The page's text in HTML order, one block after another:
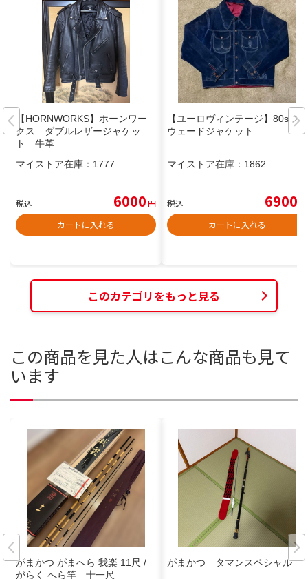
【HORNWORKS】ホーンワー
クス ダブルレザージャケッ
ト 牛革
マイストア在庫： 1777
税込 6000円
カートに入れる
【ユーロヴィンテージ】80s ス
ウェードジャケット
マイストア在庫： 1862
税込 6900
カートに入れる
このカテゴリをもっと見る
この商品を見た人はこんな商品も見て
います
がまかつ がまへら 我楽 11尺 /
がらく へら竿 十一尺
がまかつ タマンスペシャル